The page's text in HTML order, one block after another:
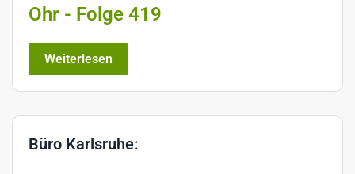
Ohr - Folge 419
Weiterlesen
Büro Karlsruhe: